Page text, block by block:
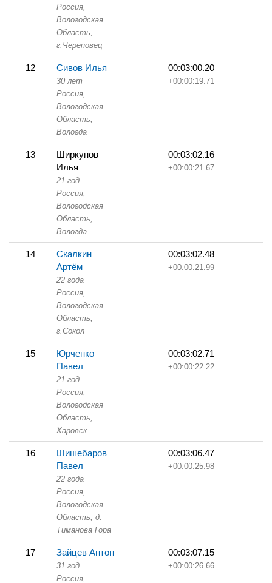
Россия,
Вологодская
Область,
г.Череповец
12 Сивов Илья
30 лет
Россия,
Вологодская
Область,
Вологда
00:03:00.20
+00:00:19.71
13
Ширкунов
Илья
21 год
Россия,
Вологодская
Область,
Вологда
00:03:02.16
+00:00:21.67
14
Скалкин
Артём
22 года
Россия,
Вологодская
Область,
г.Сокол
00:03:02.48
+00:00:21.99
15
Юрченко
Павел
21 год
Россия,
Вологодская
Область,
Харовск
00:03:02.71
+00:00:22.22
16
Шишебаров
Павел
22 года
Россия,
Вологодская
Область, д.
Тиманова Гора
00:03:06.47
+00:00:25.98
17 Зайцев Антон
31 год
Россия,
00:03:07.15
+00:00:26.66